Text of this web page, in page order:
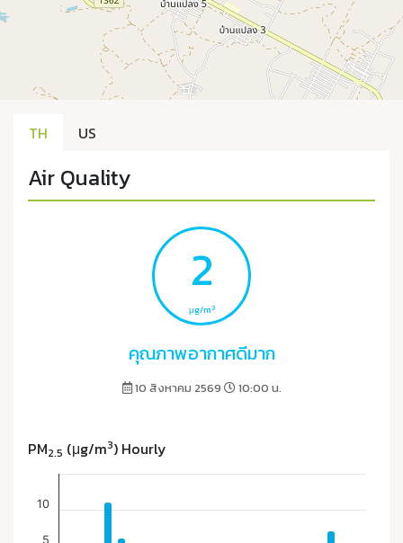
TH US
Air Quality
2
μg/m3
คุณภาพอากาศดีมาก
10 สิงหาคม 2569 10:00 น.
PM2.5 (μg/m3) Hourly